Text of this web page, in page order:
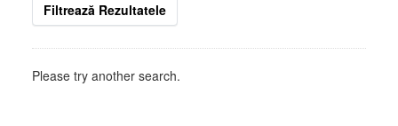
Filtrează Rezultatele
Please try another search.